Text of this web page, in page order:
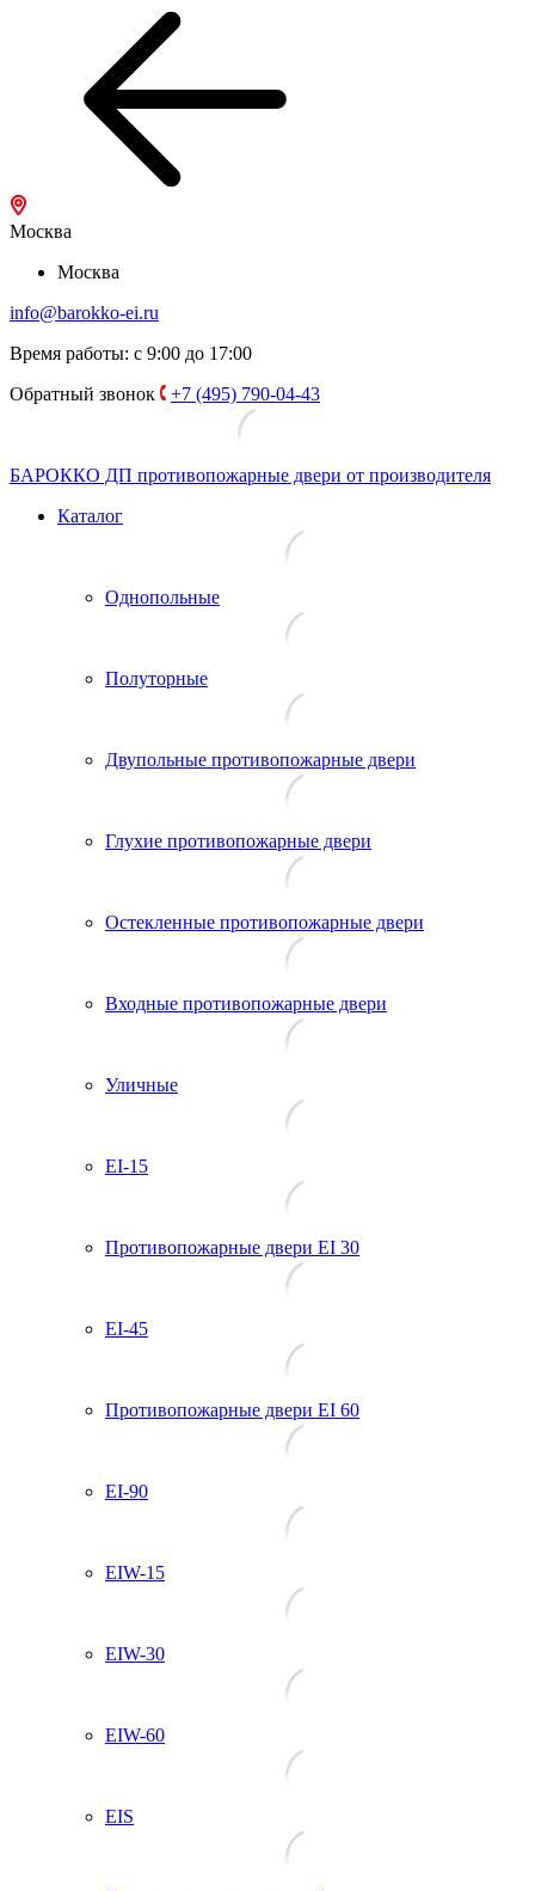
Москва
Москва
info@barokko-ei.ru
Время работы: с 9:00 до 17:00
Обратный звонок
+7 (495) 790-04-43
БАРОККО ДП противопожарные двери от производителя
Каталог
Однопольные
Полуторные
Двупольные противопожарные двери
Глухие противопожарные двери
Остекленные противопожарные двери
Входные противопожарные двери
Уличные
EI-15
Противопожарные двери EI 30
EI-45
Противопожарные двери EI 60
EI-90
EIW-15
EIW-30
EIW-60
EIS